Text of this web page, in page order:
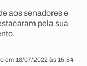
aos senadores e
pela sua
em 18/07/2022 às 15:54